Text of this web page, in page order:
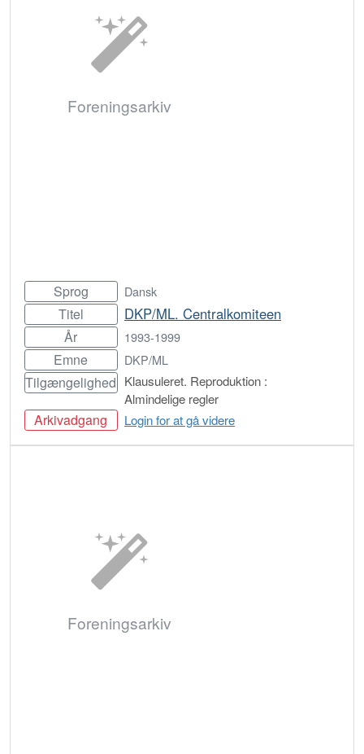
Foreningsarkiv
Sprog Dansk
Titel DKP/ML. Centralkomiteen
År 1993-1999
Emne DKP/ML
Tilgængelighed Klausuleret. Reproduktion :
Almindelige regler
Arkivadgang Login for at gå videre
Bestil
Foreningsarkiv